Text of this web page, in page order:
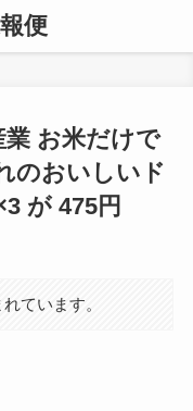
便
業 お米だけで
のおいしいド
が 475円
ています。